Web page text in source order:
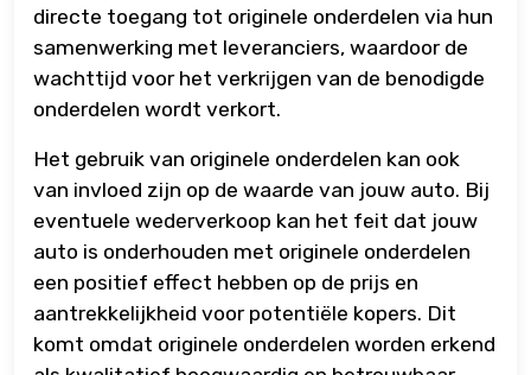
directe toegang tot originele onderdelen via hun
samenwerking met leveranciers, waardoor de
wachttijd voor het verkrijgen van de benodigde
onderdelen wordt verkort.
Het gebruik van originele onderdelen kan ook
van invloed zijn op de waarde van jouw auto. Bij
eventuele wederverkoop kan het feit dat jouw
auto is onderhouden met originele onderdelen
een positief effect hebben op de prijs en
aantrekkelijkheid voor potentiële kopers. Dit
komt omdat originele onderdelen worden erkend